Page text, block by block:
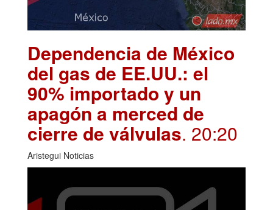
Dependencia de México
del gas de EE.UU.: el
90% importado y un
apagón a merced de
cierre de válvulas. 20:20
Aristegui Noticias